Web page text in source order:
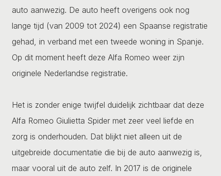
auto aanwezig. De auto heeft overigens ook nog
lange tijd (van 2009 tot 2024) een Spaanse registratie
gehad, in verband met een tweede woning in Spanje.
Op dit moment heeft deze Alfa Romeo weer zijn
originele Nederlandse registratie.
Het is zonder enige twijfel duidelijk zichtbaar dat deze
Alfa Romeo Giulietta Spider met zeer veel liefde en
zorg is onderhouden. Dat blijkt niet alleen uit de
uitgebreide documentatie die bij de auto aanwezig is,
maar vooral uit de auto zelf. In 2017 is de originele